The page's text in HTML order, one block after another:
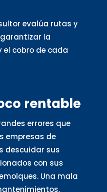
evalúa rutas y
la
cobro de cada
rentable
errores que
empresas de
descuidar sus
con sus
Una mala